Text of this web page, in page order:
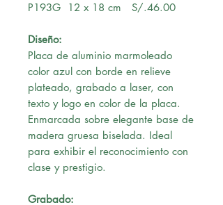
P193G 12 x 18 cm S/.46.00
Diseño:
Placa de aluminio marmoleado
color azul con borde en relieve
plateado, grabado a laser, con
texto y logo en color de la placa.
Enmarcada sobre elegante base de
madera gruesa biselada. Ideal
para exhibir el reconocimiento con
clase y prestigio.
Grabado: